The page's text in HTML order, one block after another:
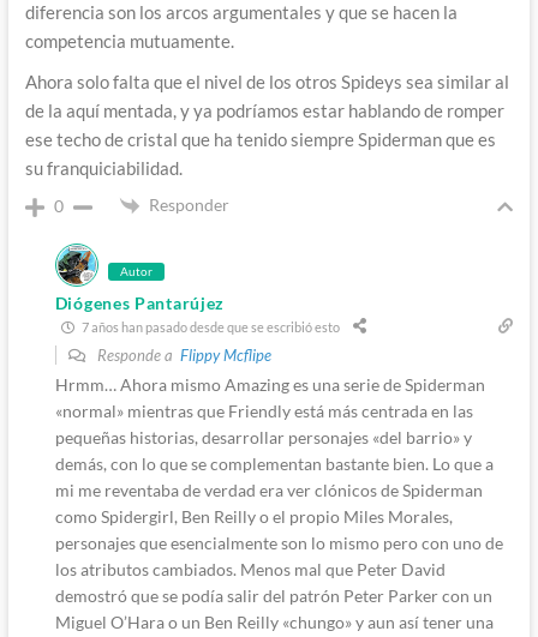
diferencia son los arcos argumentales y que se hacen la
competencia mutuamente.
Ahora solo falta que el nivel de los otros Spideys sea similar al
de la aquí mentada, y ya podríamos estar hablando de romper
ese techo de cristal que ha tenido siempre Spiderman que es
su franquiciabilidad.
0 Responder
Autor
Diógenes Pantarújez
7 años han pasado desde que se escribió esto
Responde a Flippy Mcflipe
Hrmm… Ahora mismo Amazing es una serie de Spiderman
«normal» mientras que Friendly está más centrada en las
pequeñas historias, desarrollar personajes «del barrio» y
demás, con lo que se complementan bastante bien. Lo que a
mi me reventaba de verdad era ver clónicos de Spiderman
como Spidergirl, Ben Reilly o el propio Miles Morales,
personajes que esencialmente son lo mismo pero con uno de
los atributos cambiados. Menos mal que Peter David
demostró que se podía salir del patrón Peter Parker con un
Miguel O’Hara o un Ben Reilly «chungo» y aun así tener una